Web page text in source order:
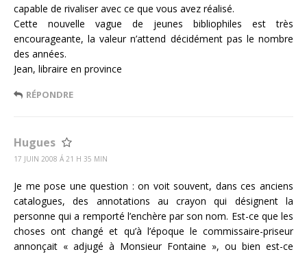
capable de rivaliser avec ce que vous avez réalisé.
Cette nouvelle vague de jeunes bibliophiles est très
encourageante, la valeur n’attend décidément pas le nombre
des années.
Jean, libraire en province
RÉPONDRE
Hugues
17 JUIN 2008 Á 21 H 35 MIN
Je me pose une question : on voit souvent, dans ces anciens
catalogues, des annotations au crayon qui désignent la
personne qui a remporté l’enchère par son nom. Est-ce que les
choses ont changé et qu’à l’époque le commissaire-priseur
annonçait « adjugé à Monsieur Fontaine », ou bien est-ce